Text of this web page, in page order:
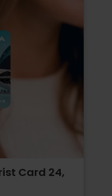
Card 24,